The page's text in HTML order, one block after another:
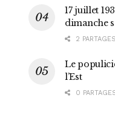
17 juillet
dimanche
2 PARTAGES
Le
l’Est
0